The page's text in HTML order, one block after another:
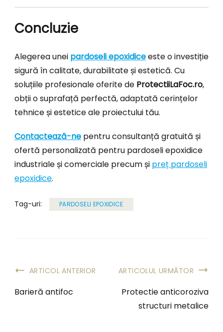
Concluzie
Alegerea unei pardoseli epoxidiceeste o investiție
sigură în calitate, durabilitate și estetică. Cu
soluțiile profesionale oferite de ProtectiiLaFoc.ro,
obții o suprafață perfectă, adaptată cerințelor
tehnice și estetice ale proiectului tău.
Contactează-ne pentru consultanță gratuită și
ofertă personalizată pentru pardoseli epoxidice
industriale și comerciale precum și preț pardoseli
epoxidice.
Tag-uri: PARDOSELI EPOXIDICE
ARTICOL ANTERIOR
Barieră antifoc
ARTICOLUL URMĂTOR
Protectie anticoroziva
structuri metalice